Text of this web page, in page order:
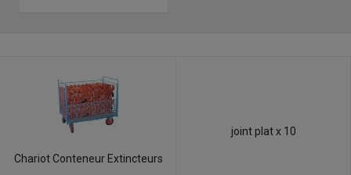
Chariot Conteneur Extincteurs
joint plat x 10